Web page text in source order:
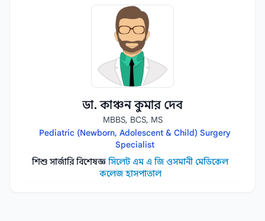
ডা. কাঞ্চন কুমার দেব
MBBS, BCS, MS
Pediatric (Newborn, Adolescent & Child) Surgery
Specialist
শিশু সার্জারি বিশেষজ্ঞসিলেট এম এ জি ওসমানী মেডিকেল
কলেজ হাসপাতাল